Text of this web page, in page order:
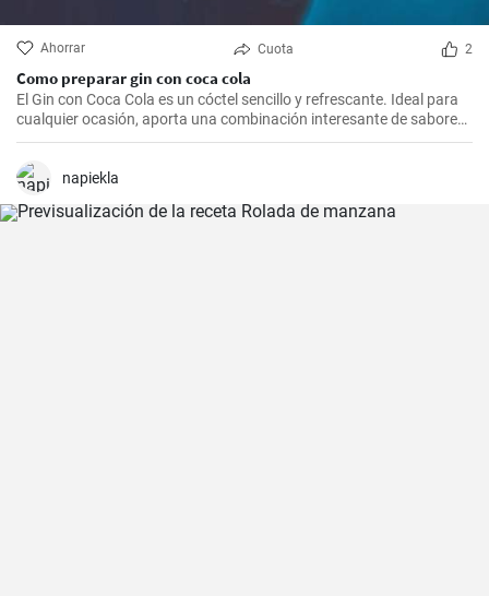
Ahorrar Cuota 2
Como preparar gin con coca cola
El Gin con Coca Cola es un cóctel sencillo y refrescante. Ideal para
cualquier ocasión, aporta una combinación interesante de sabores
que resultarán del agrado para quienes disfrutan de bebidas
común mezclar gin con Coca Cola, esta receta puede sorprender
por su agradable sabor.
napiekla